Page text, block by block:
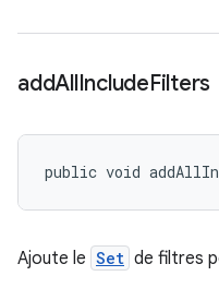
addAllIncludeFilters
public void
Ajoute le Set de filtres